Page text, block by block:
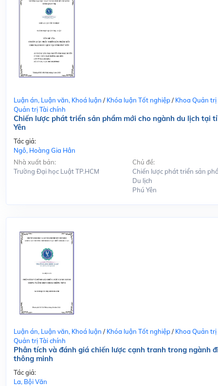
Luận án, Luận văn, Khoá luận / Khóa luận Tốt nghiệp/ Khoa Quản trị
Quản trị Tài chính
Chiến lược phát triển sản phẩm mới cho ngành du lịch tại
Yên
Tác giả:
Ngô, Hoàng Gia Hân
Nhà xuất bản:
Trường Đại học Luật TP.HCM
Chủ đề:
Chiến lược phát triển sản
Du lịch
Phú Yên
Luận án, Luận văn, Khoá luận / Khóa luận Tốt nghiệp/ Khoa Quản trị
Quản trị Tài chính
Phân tích và đánh giá chiến lược cạnh tranh trong ngành
thông minh
Tác giả:
La, Bội Văn